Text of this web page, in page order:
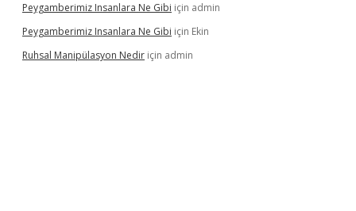
Peygamberimiz Insanlara Ne Gibi için admin
Peygamberimiz Insanlara Ne Gibi için Ekin
Ruhsal Manipülasyon Nedir için admin